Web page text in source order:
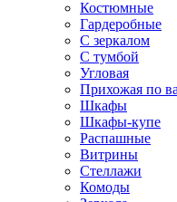
Костюмные
Гардеробные
С зеркалом
С тумбой
Угловая
Прихожая по
Шкафы
Шкафы-купе
Распашные
Витрины
Стеллажи
Комоды